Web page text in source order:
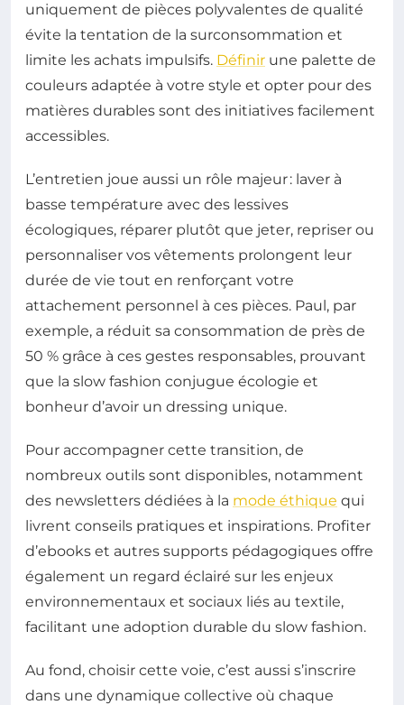
uniquement de pièces polyvalentes de qualité
évite la tentation de la surconsommation et
limite les achats impulsifs. Définir une palette de
couleurs adaptée à votre style et opter pour des
matières durables sont des initiatives facilement
accessibles.
L’entretien joue aussi un rôle majeur : laver à
basse température avec des lessives
écologiques, réparer plutôt que jeter, repriser ou
personnaliser vos vêtements prolongent leur
durée de vie tout en renforçant votre
attachement personnel à ces pièces. Paul, par
exemple, a réduit sa consommation de près de
50 % grâce à ces gestes responsables, prouvant
que la slow fashion conjugue écologie et
bonheur d’avoir un dressing unique.
Pour accompagner cette transition, de
nombreux outils sont disponibles, notamment
des newsletters dédiées à la mode éthique qui
livrent conseils pratiques et inspirations. Profiter
d’ebooks et autres supports pédagogiques offre
également un regard éclairé sur les enjeux
environnementaux et sociaux liés au textile,
facilitant une adoption durable du slow fashion.
Au fond, choisir cette voie, c’est aussi s’inscrire
dans une dynamique collective où chaque